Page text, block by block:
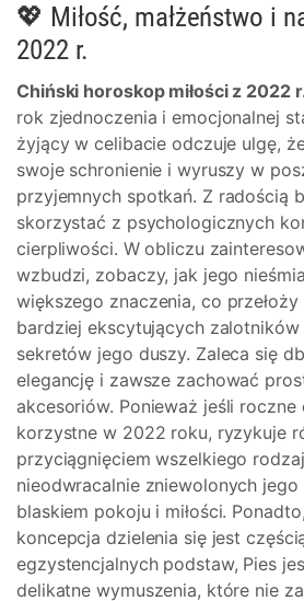
💖 Miłość, małżeństwo i
2022 r.
Chiński horoskop miłości z 2022
rok zjednoczenia i emocjonalnej
żyjący w celibacie odczuje ulgę,
swoje schronienie i wyruszy w
przyjemnych spotkań. Z radością
skorzystać z psychologicznych
cierpliwości. W obliczu
wzbudzi, zobaczy, jak jego
większego znaczenia, co
bardziej ekscytujących
sekretów jego duszy. Zaleca się
elegancję i zawsze zachować
akcesoriów. Ponieważ jeśli roczne
korzystne w 2022 roku, ryzykuje
przyciągnięciem wszelkiego
nieodwracalnie zniewolonych
blaskiem pokoju i miłości.
koncepcja dzielenia się jest
egzystencjalnych podstaw, Pies
delikatne wymuszenia, które nie